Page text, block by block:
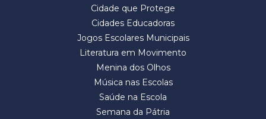
Cidade que Protege
Cidades Educadoras
Jogos Escolares Municipais
Literatura em Movimento
Menina dos Olhos
Música nas Escolas
Saúde na Escola
Semana da Pátria